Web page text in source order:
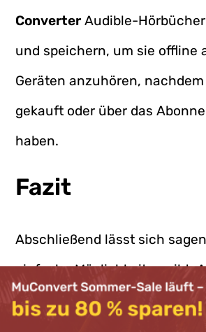
Converter Audible-
und speichern, um sie offline
Geräten anzuhören, nachdem
gekauft oder über das
haben.
Fazit
Abschließend lässt sich
einfache Möglichkeiten gibt,
Hörbücher auf einem MP3-